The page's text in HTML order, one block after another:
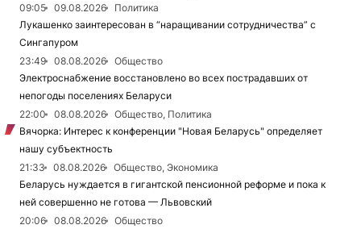
09:05
09.08.2026
Политика
Лукашенко заинтересован в “наращивании сотрудничества” с
Сингапуром
23:49
08.08.2026
Общество
Электроснабжение восстановлено во всех пострадавших от
непогоды поселениях Беларуси
22:00
08.08.2026
Общество, Политика
Вячорка: Интерес к конференции "Новая Беларусь" определяет
нашу субъектность
21:33
08.08.2026
Общество, Экономика
Беларусь нуждается в гигантской пенсионной реформе и пока к
ней совершенно не готова — Львовский
20:06
08.08.2026
Общество